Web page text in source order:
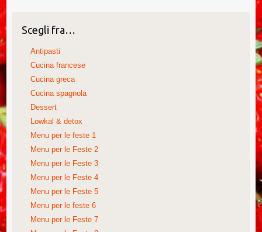
Scegli fra…
Antipasti
Cucina francese
Cucina greca
Cucina spagnola
Dessert
Lowkal & detox
Menu per le feste 1
Menu per le Feste 2
Menu per le Feste 3
Menu per le Feste 4
Menu per le Feste 5
Menu per le feste 6
Menu per le Feste 7